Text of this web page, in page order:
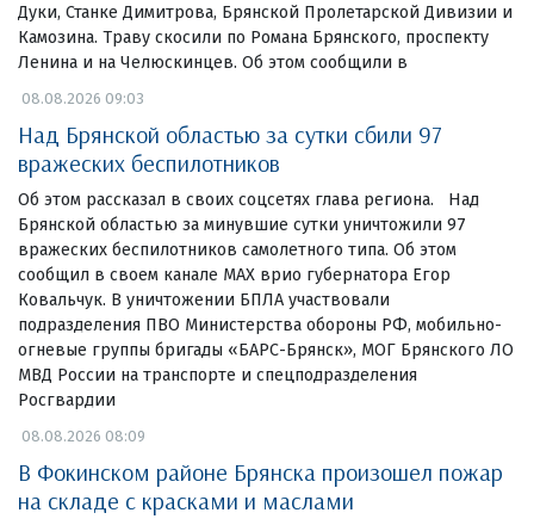
Дуки, Станке Димитрова, Брянской Пролетарской Дивизии и
Камозина. Траву скосили по Романа Брянского, проспекту
Ленина и на Челюскинцев. Об этом сообщили в
08.08.2026 09:03
Над Брянской областью за сутки сбили 97
вражеских беспилотников
Об этом рассказал в своих соцсетях глава региона. Над
Брянской областью за минувшие сутки уничтожили 97
вражеских беспилотников самолетного типа. Об этом
сообщил в своем канале МАХ врио губернатора Егор
Ковальчук. В уничтожении БПЛА участвовали
подразделения ПВО Министерства обороны РФ, мобильно-
огневые группы бригады «БАРС-Брянск», МОГ Брянского ЛО
МВД России на транспорте и спецподразделения
Росгвардии
08.08.2026 08:09
В Фокинском районе Брянска произошел пожар
на складе с красками и маслами